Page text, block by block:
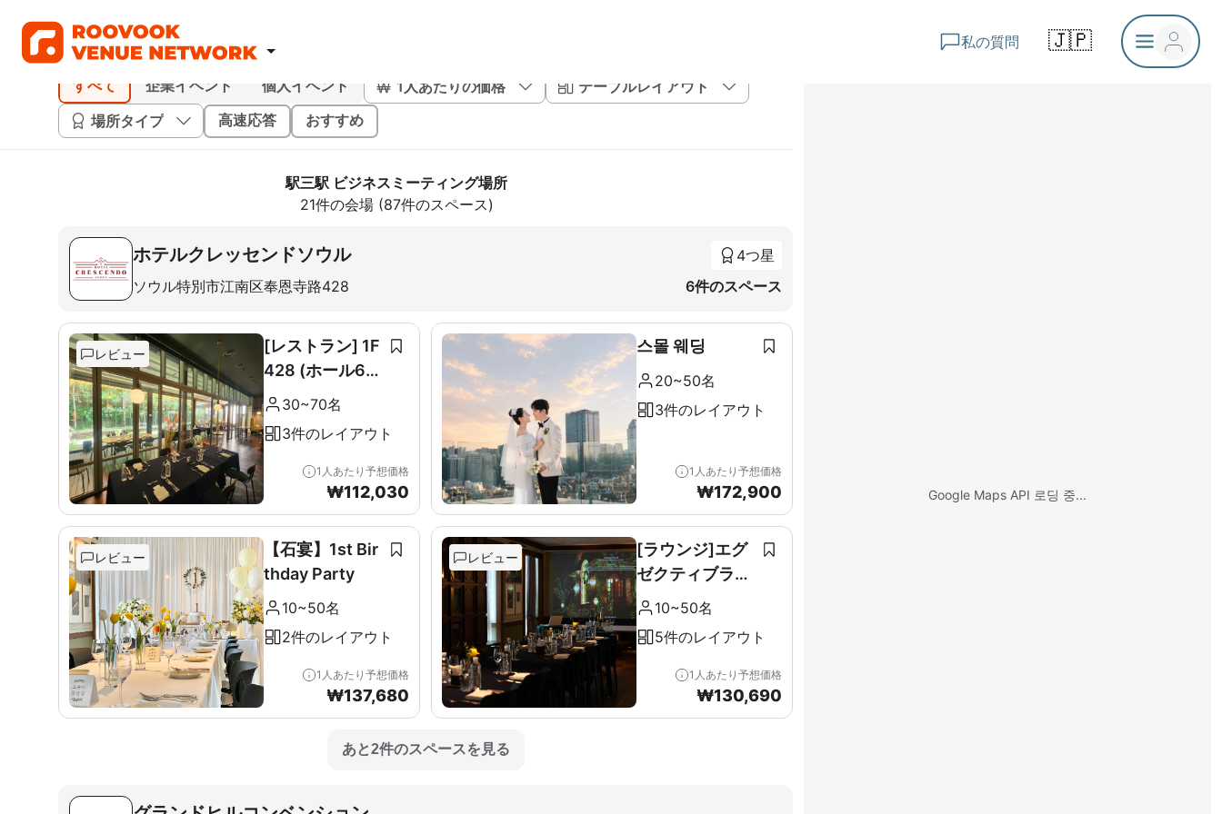
私の質問 🇯🇵
すべて 企業イベント 個人イベント 1人あたりの価格
テーブルレイアウト
場所タイプ
高速応答 おすすめ
駅三駅 ビジネスミーティング場所
21件の会場 (87件のスペース)
ホテルクレッセンドソウル
ソウル特別市江南区奉恩寺路428
4つ星
6件のスペース
レビュー
[レストラン] 1F
428 (ホール60
席+ルーム10席)
30~70名
3件のレイアウト
1人あたり予想価格
₩112,030
스몰 웨딩
20~50名
3件のレイアウト
1人あたり予想価格
₩172,900
レビュー
【石宴】1st Bir
thday Party
10~50名
2件のレイアウト
1人あたり予想価格
₩137,680
レビュー
[ラウンジ]エグ
ゼクティブラウ
ンジ＆テラス全
10~50名
5件のレイアウト
1人あたり予想価格
₩130,690
あと2件のスペースを見る
Google Maps API 로딩 중...